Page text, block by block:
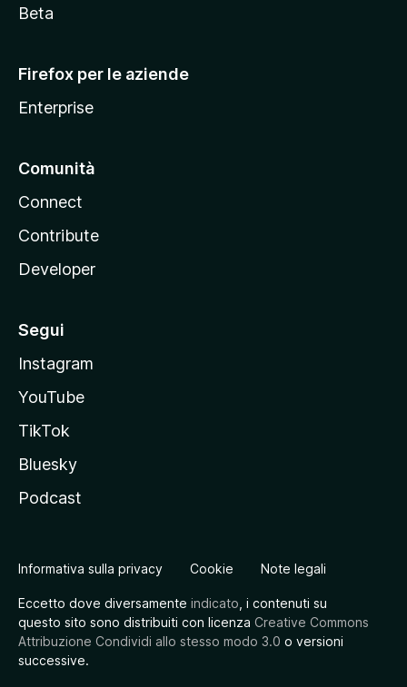
i
a
Beta
Firefox per le aziende
Enterprise
Comunità
Connect
Contribute
Developer
Segui
Instagram
YouTube
TikTok
Bluesky
Podcast
Informativa sulla privacy Cookie Note legali
Eccetto dove diversamente indicato , i contenuti su
questo sito sono distribuiti con licenza Creative Commons
Attribuzione Condividi allo stesso modo 3.0 o versioni
successive.